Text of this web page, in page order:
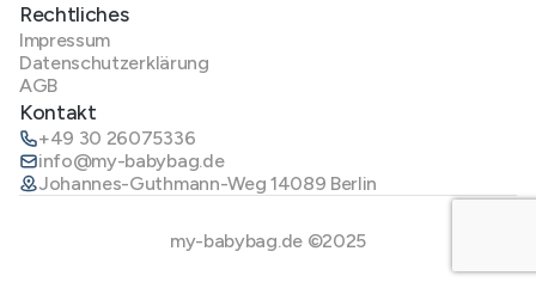
Rechtliches
Impressum
Datenschutzerklärung
AGB
Kontakt
+49 30 26075336
info@my-babybag.de
Johannes-Guthmann-Weg 14089 Berlin
my-babybag.de ©2025